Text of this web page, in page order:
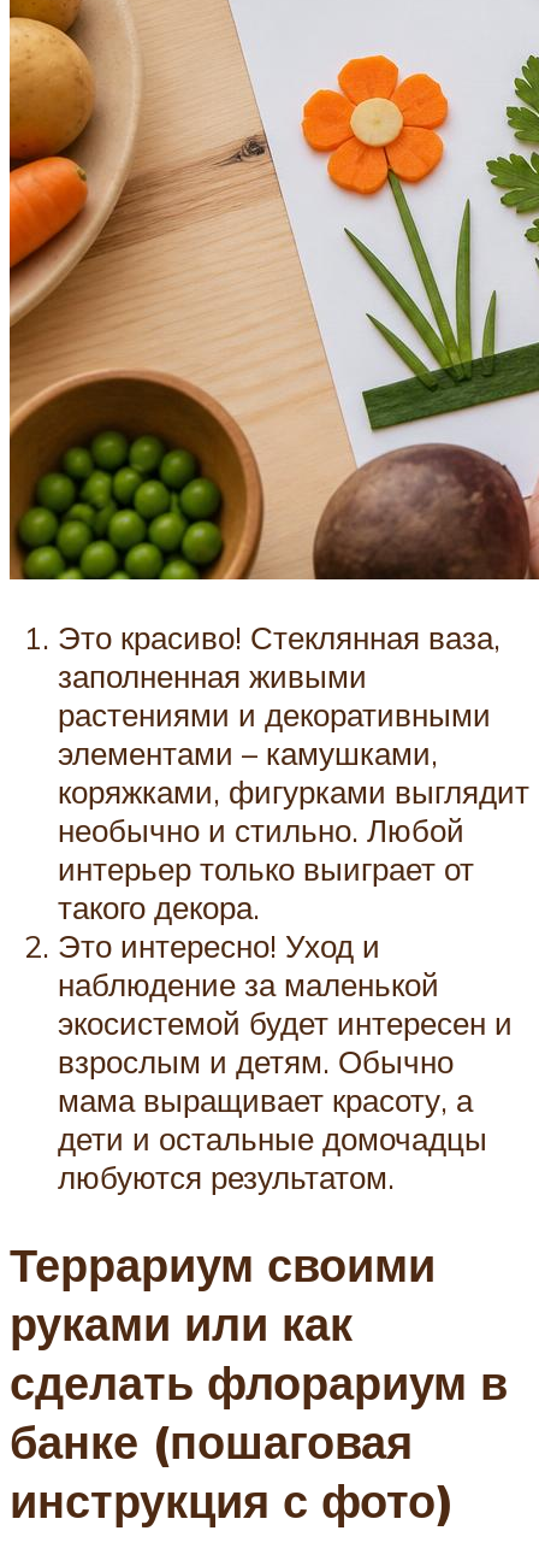
Это красиво! Стеклянная ваза,
заполненная живыми
растениями и декоративными
элементами – камушками,
коряжками, фигурками выглядит
необычно и стильно. Любой
интерьер только выиграет от
такого декора.
Это интересно! Уход и
наблюдение за маленькой
экосистемой будет интересен и
взрослым и детям. Обычно
мама выращивает красоту, а
дети и остальные домочадцы
любуются результатом.
Террариум своими
руками или как
сделать флорариум в
банке (пошаговая
инструкция с фото)